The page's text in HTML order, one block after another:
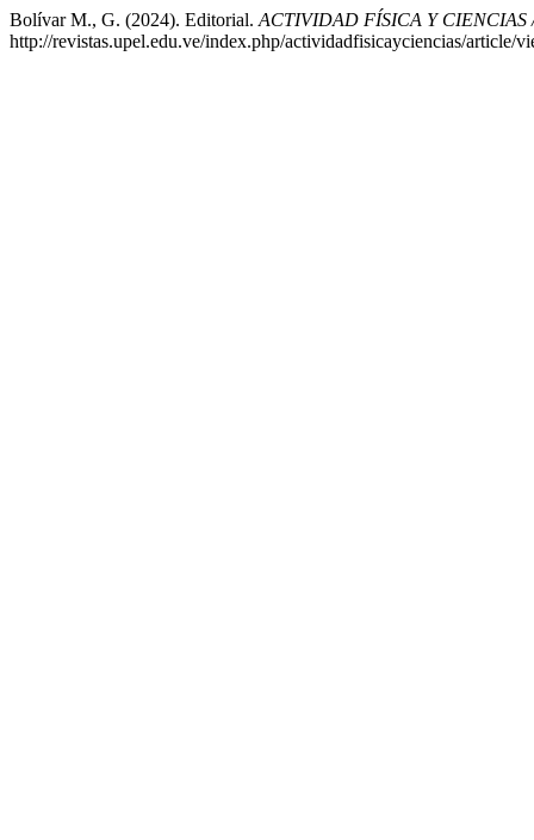
Bolívar M., G. (2024). Editorial. ACTIVIDAD FÍSICA Y
http://revistas.upel.edu.ve/index.php/actividadfisicayciencias/article/